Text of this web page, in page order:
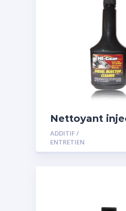
Nettoyant
diesel
ADDITIF /
ENTRETIEN